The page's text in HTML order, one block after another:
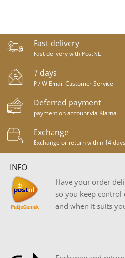
Fast delivery
Fast delivery with PostNL
7 days
P / W Email Customer Service
Deferred payment
payment on account via Klarna
Exchange
Exchange or return within 14 days
INFO
Have your order
so you keep
and when it suits